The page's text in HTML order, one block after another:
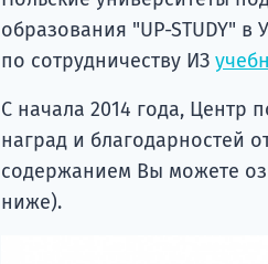
образования "UP-STUDY"
по сотрудничеству ИЗ
С начала 2014 года, Центр
наград и благодарностей
содержанием Вы можете
ниже).